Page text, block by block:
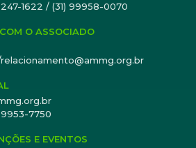
1622 / (31) 99958-0070
O ASSOCIADO
9953-7750
E EVENTOS